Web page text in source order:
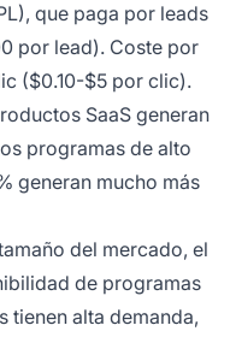
que paga por leads
por lead). Coste por
($0.10-$5 por clic).
SaaS generan
programas de alto
generan mucho más
del mercado, el
de programas
tienen alta demanda,